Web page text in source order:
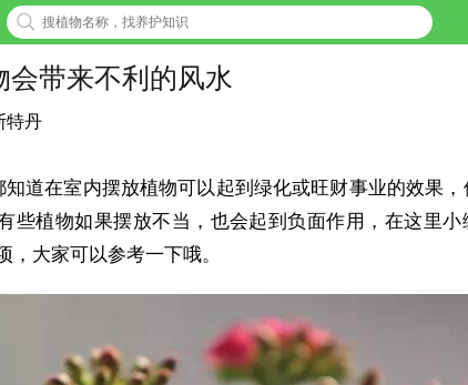
会带来不利的风水
特丹
知道在室内摆放植物可以起到绿化或旺财事业的效果
些植物如果摆放不当，也会起到负面作用，在这里小
，大家可以参考一下哦。